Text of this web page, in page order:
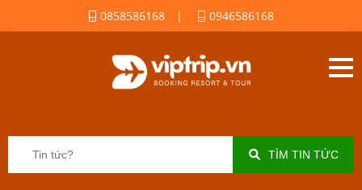
0858586168 | 0946586168
TÌM TIN TỨC